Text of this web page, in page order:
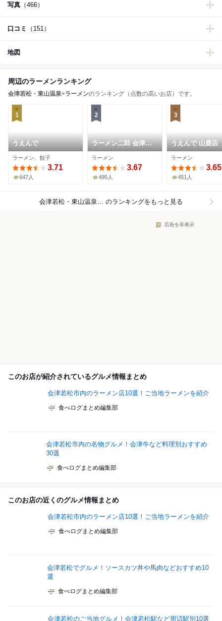
写真 （466）
口コミ （151）
地図
周辺のラーメンランキング
会津若松・東山温泉×ラーメンのランキング（点数の高いお店）です。
1
うえんで
ラーメン、餃子
3.71
647人
2
ラーメン二郎 会津若
松駅前店
ラーメン
3.67
495人
3
うえんで 山鹿店
ラーメン
3.65
451人
会津若松・東山温泉×ラーメン のランキングをもっと見る
広告を非表示
このお店が紹介されているグルメ情報まとめ
会津若松市内のラーメン店10選！ご当地ラーメンを紹介
食べログまとめ編集部
会津若松市内の名物グルメ！会津牛など料理別おすすめ
30選
食べログまとめ編集部
このお店の近くのグルメ情報まとめ
会津若松市内のラーメン店10選！ご当地ラーメンを紹介
食べログまとめ編集部
会津若松でグルメ！ソースカツ丼や馬肉などおすすめ10
選
食べログまとめ編集部
会津若松のご当地グルメ！会津若松駅など周辺駅別10選